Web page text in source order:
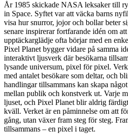
År 1985 skickade NASA leksaker till
in Space. Syftet var att väcka barns
visa hur snurror, jojor och bollar beter
senare inspirerar fortfarande idén om
upptäckarglädje ofta börjar med en
Pixel Planet bygger vidare på samma
interaktivt ljusverk där besökarna
lysande universum, pixel för pixel.
med antalet besökare som deltar, och
handlingar tillsammans kan skapa
mellan publik och konstverk ut. Varje
ljuset, och Pixel Planet blir aldrig
kväll. Verket är en påminnelse om att
gång, utan växer fram steg för steg.
tillsammans – en pixel i taget.